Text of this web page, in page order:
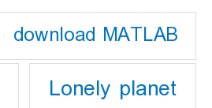
download MATLAB
Lonely planet